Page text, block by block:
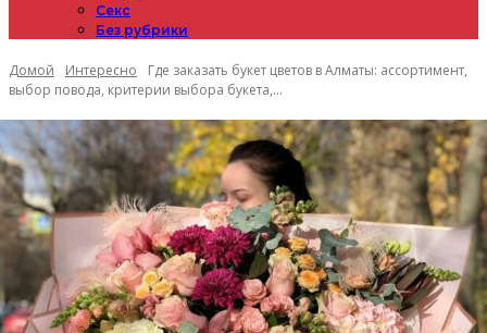
Секс
Без рубрики
Домой Интересно
Где заказать букет цветов в Алматы: ассортимент,
выбор повода, критерии выбора букета,...